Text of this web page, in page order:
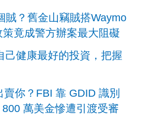
賊？舊金山竊賊搭Waymo
竟成警方辦案最大阻礙
己健康最好的投資，把握
你？FBI 靠 GDID 識別
萬美金慘遭引渡受審